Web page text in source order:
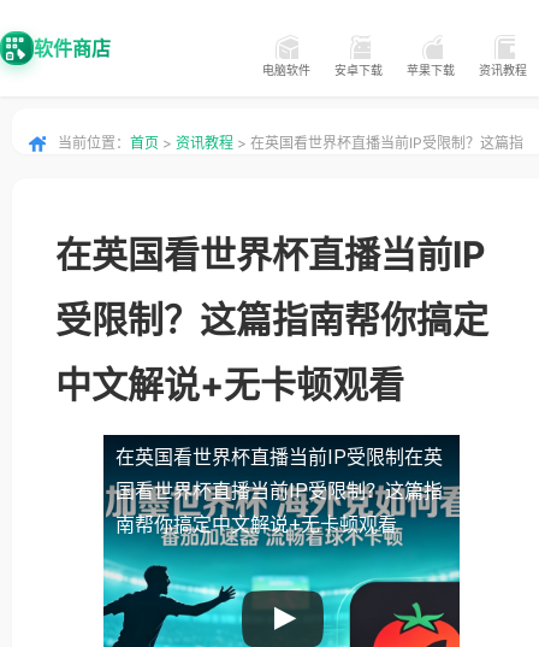
软件商店
电脑软件 安卓下载 苹果下载 资讯教程
当前位置： 首页 > 资讯教程 > 在英国看世界杯直播当前IP受限制？这篇指
在英国看世界杯直播当前IP
受限制？这篇指南帮你搞定
中文解说+无卡顿观看
在英国看世界杯直播当前IP受限制 在英
国看世界杯直播当前IP受限制？这篇指
南帮你搞定中文解说+无卡顿观看